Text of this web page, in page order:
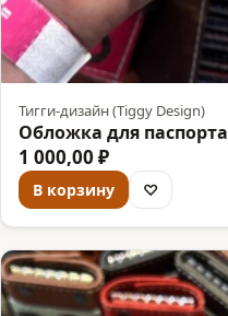
Тигги-дизайн (Tiggy Design)
Обложка для паспорта
1 000,00 ₽
В корзину ♡